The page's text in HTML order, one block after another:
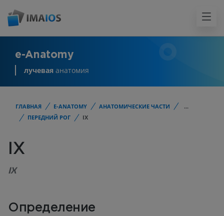
e-Anatomy
лучевая анатомия
ГЛАВНАЯ E-ANATOMY АНАТОМИЧЕСКИЕ ЧАСТИ
...
ПЕРЕДНИЙ РОГ
IX
IX
IX
Определение